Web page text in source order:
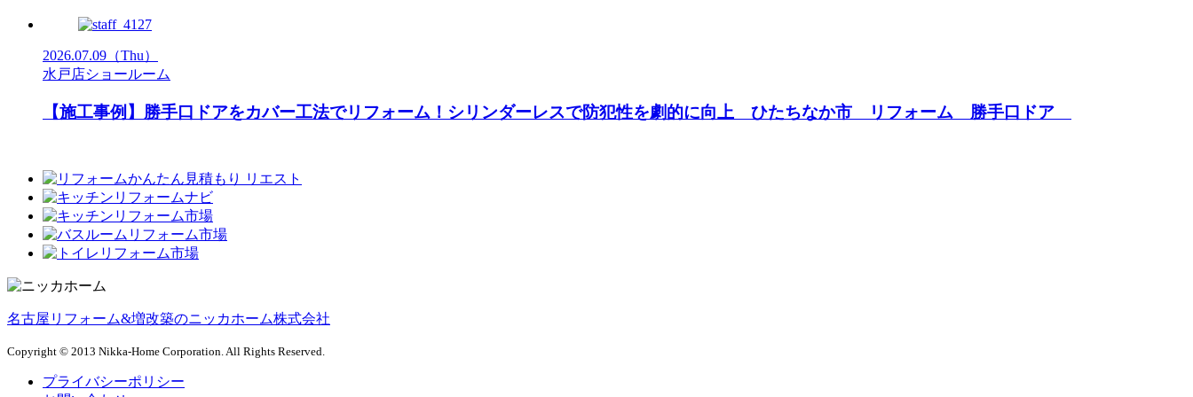
2026.07.09 （Thu）
水戸店ショールーム
【施工事例】勝手口ドアをカバー工法でリフォーム！シリンダーレスで防犯性を劇的に向上 ひたちなか市 リフォーム 勝手口ドア
名古屋リフォーム&増改築のニッカホーム株式会社
Copyright © 2013 Nikka-Home Corporation. All Rights Reserved.
プライバシーポリシー